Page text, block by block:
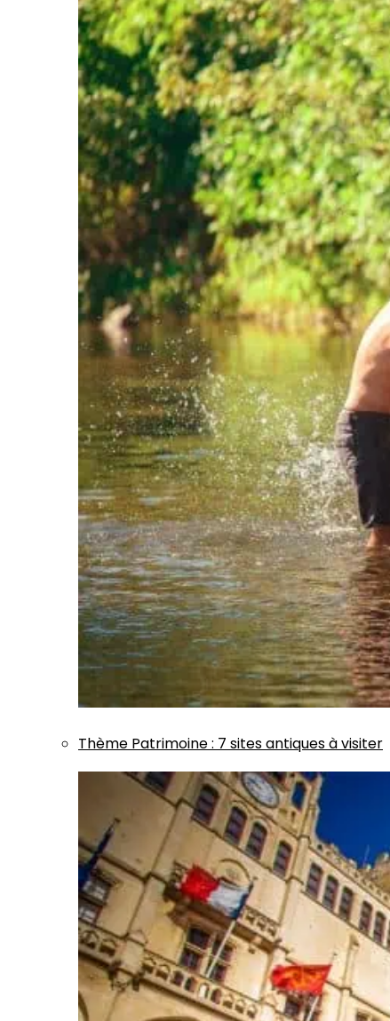
Thème Patrimoine: 7 sites antiques à visiter